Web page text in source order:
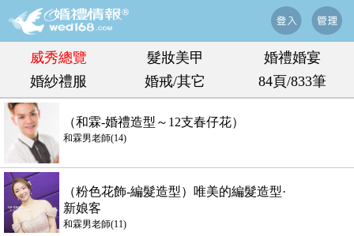
威秀總覽 髮妝美甲
婚禮婚宴
婚紗禮服
婚戒/其它 84頁/833筆
（和霖-婚禮造型～12支春仔花）
和霖男老師(14)
（粉色花飾-編髮造型）唯美的編髮造型·
新娘客
和霖男老師(11)